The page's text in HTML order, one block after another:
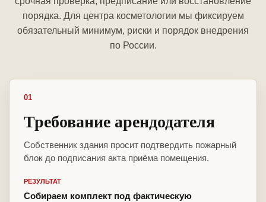
порядка. Для центра косметологии мы фиксируем
обязательный минимум, риски и порядок внедрения
по России.
01
Требование арендодателя
Собственник здания просит подтвердить пожарный
блок до подписания акта приёма помещения.
РЕЗУЛЬТАТ
Собираем комплект под фактическую